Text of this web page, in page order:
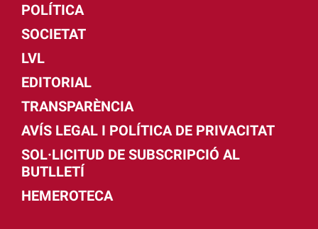
POLÍTICA
SOCIETAT
LVL
EDITORIAL
TRANSPARÈNCIA
AVÍS LEGAL I POLÍTICA DE PRIVACITAT
SOL·LICITUD DE SUBSCRIPCIÓ AL
BUTLLETÍ
HEMEROTECA